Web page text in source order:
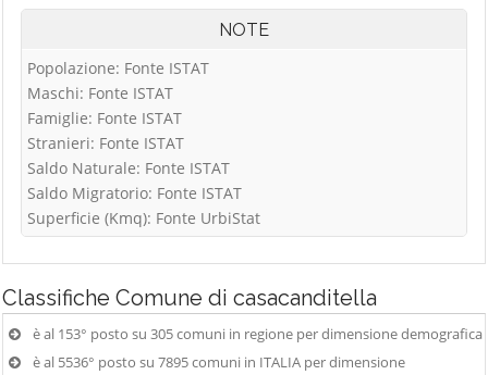
NOTE
Popolazione: Fonte ISTAT
Maschi: Fonte ISTAT
Famiglie: Fonte ISTAT
Stranieri: Fonte ISTAT
Saldo Naturale: Fonte ISTAT
Saldo Migratorio: Fonte ISTAT
Superficie (Kmq): Fonte UrbiStat
Classifiche Comune di casacanditella
è al 153° posto su 305 comuni in regione per dimensione demografica
è al 5536° posto su 7895 comuni in ITALIA per dimensione